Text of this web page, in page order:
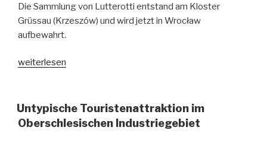
Die Sammlung von Lutterotti entstand am Kloster
Grüssau (Krzeszów) und wird jetzt in Wrocław
aufbewahrt.
„Ethnografisches
Wrocław
(Breslau)
weiterlesen
Untypische Touristenattraktion im
Oberschlesischen Industriegebiet